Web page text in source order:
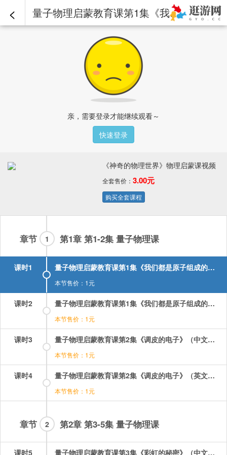
< 量子物理启蒙教育课第1集《我们都是原子组成的》（中文配音）.mp4 - 《神奇的物理世界》物理启蒙课视频
亲，需要登录才能继续观看～
快速登录
《神奇的物理世界》物理启蒙课视频
全套售价： 3.00元
购买全套课程
章节 第1章 第1-2集 量子物理课
1
课时1 量子物理启蒙教育课第1集《我们都是原子组成的》（中文配音）.mp4
本节售价：1元
课时2 量子物理启蒙教育课第1集《我们都是原子组成的》（英文配音）.mp4
本节售价：1元
课时3 量子物理启蒙教育课第2集《调皮的电子》（中文配音）.mp4
本节售价：1元
课时4 量子物理启蒙教育课第2集《调皮的电子》（英文配音）.mp4
本节售价：1元
章节 第2章 第3-5集 量子物理课
2
课时5 量子物理启蒙教育课第3集《彩虹的秘密》（中文配音）.mp4